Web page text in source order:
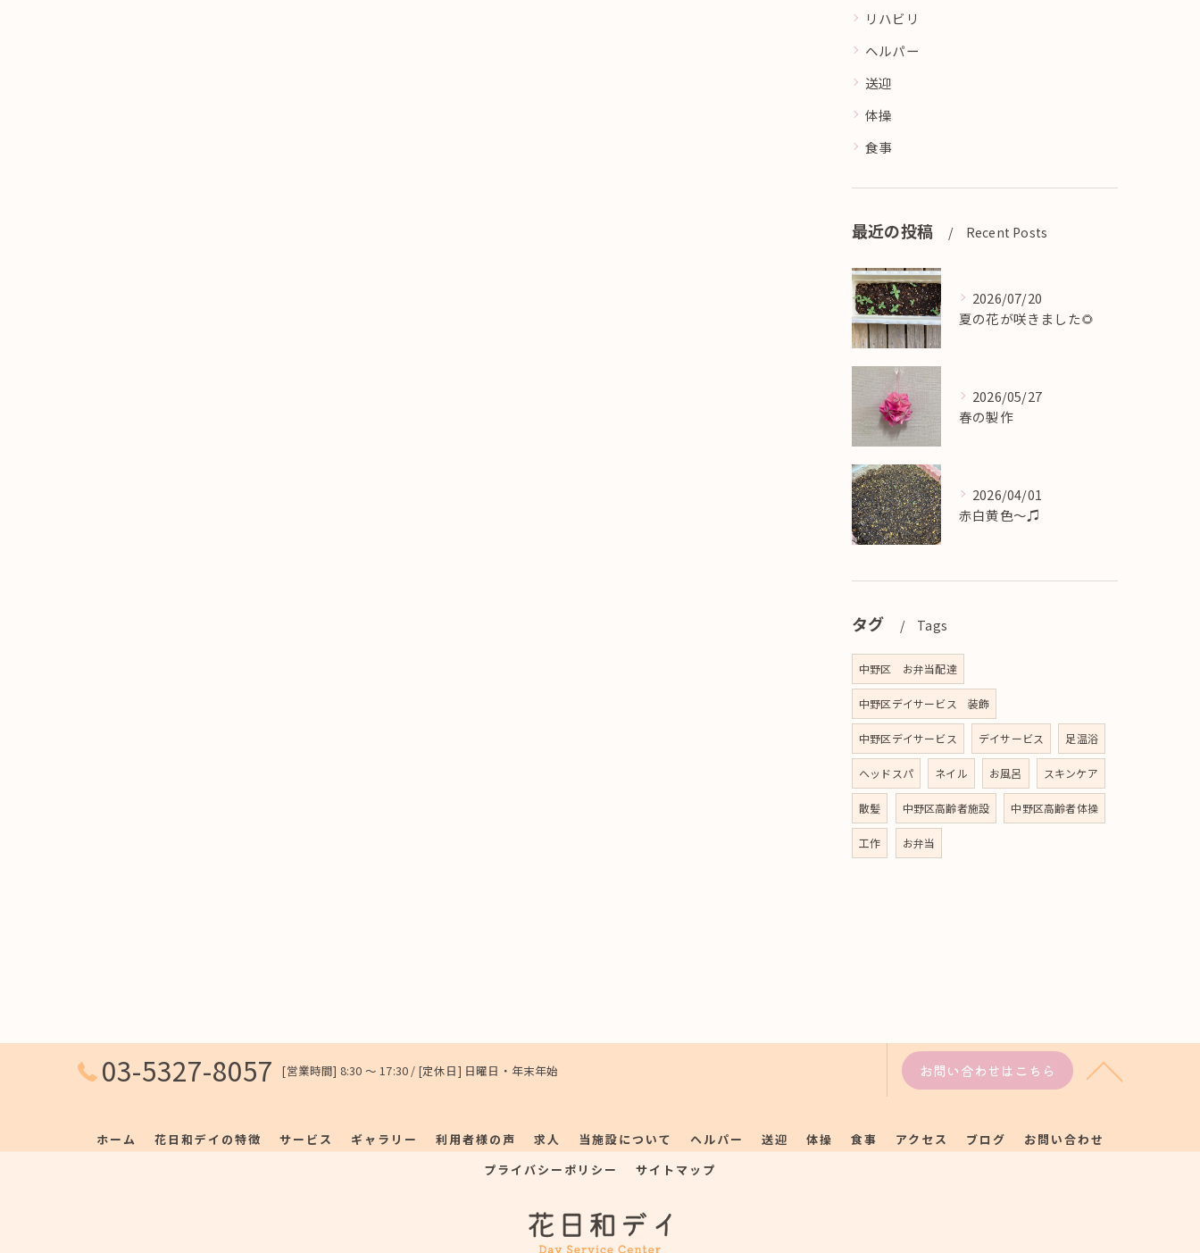
リハビリ
ヘルパー
送迎
体操
食事
最近の投稿 Recent Posts
2026/07/20
夏の花が咲きました🌻
2026/05/27
春の製作
2026/04/01
赤白黄色〜♫
タグ Tags
中野区 お弁当配達
中野区デイサービス 装飾
中野区デイサービス デイサービス 足温浴
ヘッドスパ ネイル お風呂 スキンケア
散髪 中野区高齢者施設 中野区高齢者体操
工作 お弁当
03-5327-8057 [営業時間] 8:30 〜 17:30 / [定休日] 日曜日・年末年始 お問い合わせはこちら
ホーム 花日和デイの特徴 サービス ギャラリー 利用者様の声 求人 当施設について ヘルパー 送迎 体操 食事 アクセス ブログ
お問い合わせ
プライバシーポリシー
サイトマップ